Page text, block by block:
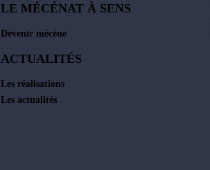
LE MÉCÉNAT À SENS
Devenir mécène
ACTUALITÉS
Les réalisations
Les actualités